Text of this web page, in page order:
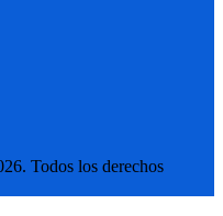
Todos los derechos